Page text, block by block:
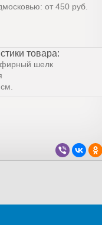
от 450 руб.
товара:
шелк